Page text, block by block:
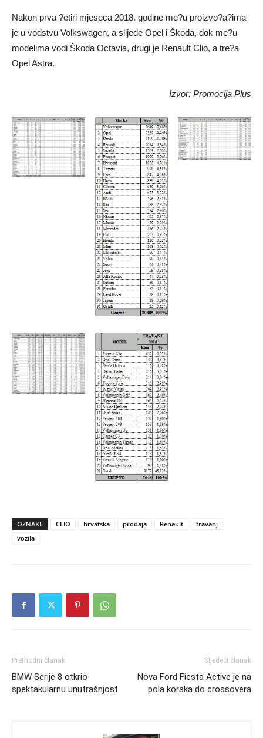
Nakon prva ?etiri mjeseca 2018. godine me?u proizvo?a?ima
je u vodstvu Volkswagen, a slijede Opel i Škoda, dok me?u
modelima vodi Škoda Octavia, drugi je Renault Clio, a tre?a
Opel Astra.
Izvor: Promocija Plus
OZNAKE CLIO hrvatska prodaja Renault
travanj
vozila
Prethodni članak
BMW Serije 8 otkrio
spektakularnu unutrašnjost
Sljedeći članak
Nova Ford Fiesta Active je na
pola koraka do crossovera